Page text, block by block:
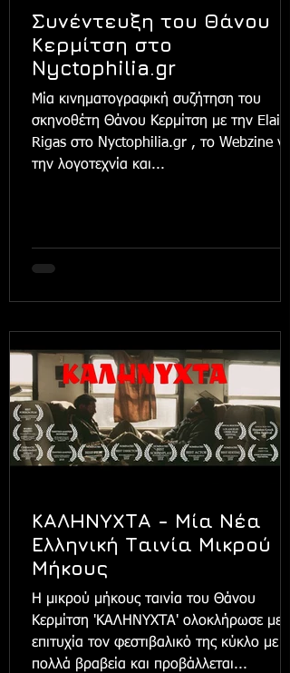
Συνέντευξη του Θάνου
Κερμίτση στο
Nyctophilia.gr
Μία κινηματογραφική συζήτηση του
σκηνοθέτη Θάνου Κερμίτση με την Elaine
Rigas στο Nyctophilia.gr , το Webzine για
την λογοτεχνία και...
ΚΑΛΗΝΥΧΤΑ - Μία Νέα
Ελληνική Ταινία Μικρού
Μήκους
Η μικρού μήκους ταινία του Θάνου
Κερμίτση 'ΚΑΛΗΝΥΧΤΑ' ολοκλήρωσε με
επιτυχία τον φεστιβαλικό της κύκλο με
πολλά βραβεία και προβάλλεται...